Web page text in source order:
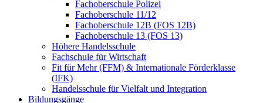
Fachoberschule Polizei
Fachoberschule 11/12
Fachoberschule 12B (FOS 12B)
Fachoberschule 13 (FOS 13)
Höhere Handelsschule
Fachschule für Wirtschaft
Fit für Mehr (FFM) & Internationale Förderklasse
(IFK)
Handelsschule für Vielfalt und Integration
Bildungsgänge